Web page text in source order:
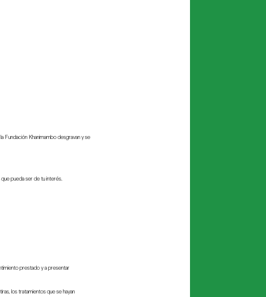
Fundación Khanimambo desgravan y se
pueda ser de tu interés.
prestado y a presentar
los tratamientos que se hayan